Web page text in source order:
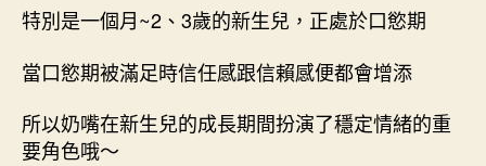
特別是一個月~2、3歲的新生兒，正處於口慾期
當口慾期被滿足時信任感跟信賴感便都會增添
所以奶嘴在新生兒的成長期間扮演了穩定情緒的重
要角色哦～